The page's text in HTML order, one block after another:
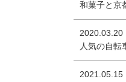
和菓子と京
2020.03.20
人気の自転
2021.05.15